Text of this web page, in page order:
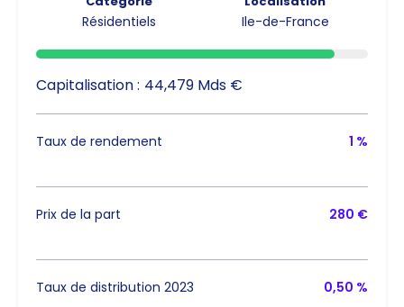
Résidentiels Ile-de-France
Capitalisation : 44,479 Mds €
Taux de rendement 1 %
Prix de la part 280 €
Taux de distribution 2023 0,50 %